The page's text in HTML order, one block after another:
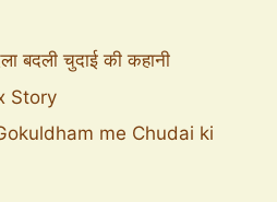
बदली चुदाई की कहानी
Story
me Chudai ki